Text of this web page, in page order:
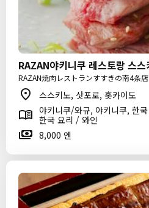
RAZAN야키니쿠 레스토랑 스
RAZAN焼肉レストランすすきの南4条店
스스키노, 삿포로, 홋카이도
야키니쿠/와규, 야키니쿠, 한
한국 요리 / 와인
8,000 엔